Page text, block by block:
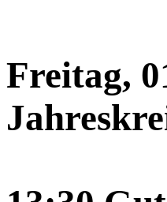
Freitag,